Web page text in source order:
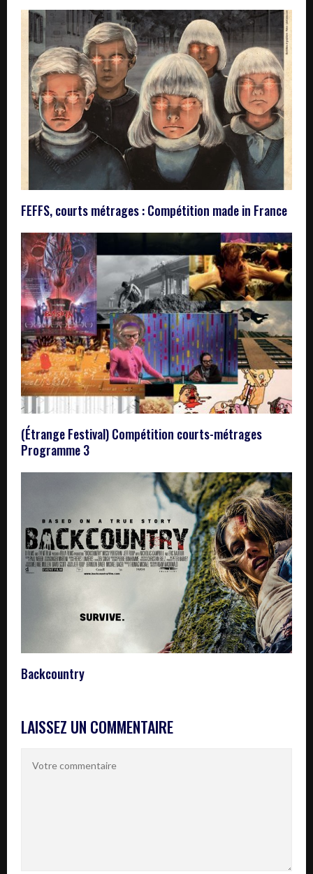
FEFFS, courts métrages : Compétition made in France
(Étrange Festival) Compétition courts-métrages
Programme 3
Backcountry
LAISSEZ UN COMMENTAIRE